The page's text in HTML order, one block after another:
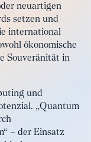
neuartigen
setzen und
international
ökonomische
Souveränität in
und
„Quantum
– der Einsatz